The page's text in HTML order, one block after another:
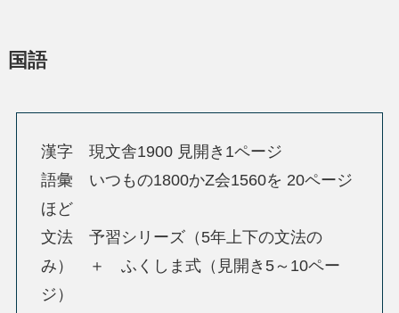
国語
漢字 現文舎1900 見開き1ページ
語彙 いつもの1800かZ会1560を 20ページ
ほど
文法 予習シリーズ（5年上下の文法の
み） ＋ ふくしま式（見開き5～10ペー
ジ）